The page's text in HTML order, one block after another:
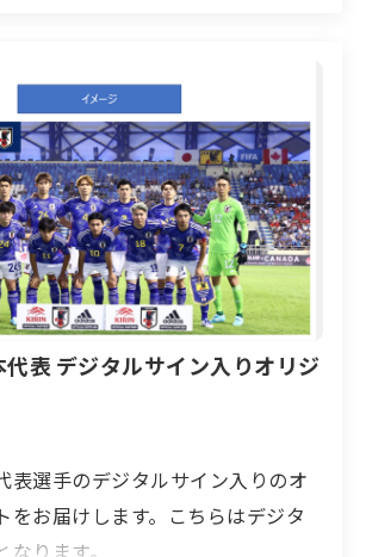
入りオリジ
表選手のデジタルサイン入りのオ
をお届けします。こちらはデジタ
なります。